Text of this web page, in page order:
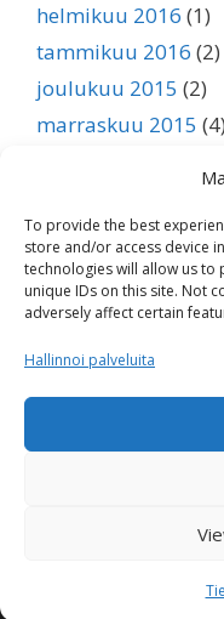
To provide the best
store and/or access device
technologies will allow us to
unique IDs on this site. Not
adversely affect certain
Hallinnoi palveluita
helmikuu 2016 (1)
tammikuu 2016 (2)
joulukuu 2015 (2)
marraskuu 2015 (4)
elokuu 2015(1)
heinäkuu 2015(1)
kesäkuu 2015(1)
helmikuu 2015(1)
Nordic Cattle